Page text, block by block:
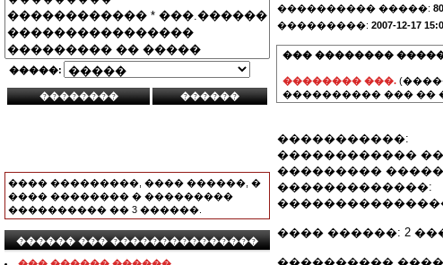
�����:
���� ���������, ���� ������, �
���� �������� � ���������
���������� �� 3 ������.
������ ��� ���������������
���������� �����:
���������: 2007-12-17
��� ��������
�������� ���.
���������� ��� ��
�����������:
������������
���������
�������������:
���� ������: 2
����������